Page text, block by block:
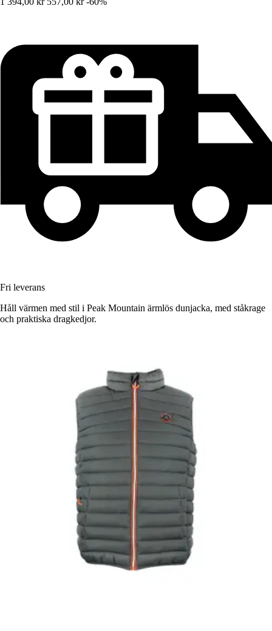
Fri leverans
Håll värmen med stil i Peak Mountain ärmlös dunjacka, med ståkrage
och praktiska dragkedjor.